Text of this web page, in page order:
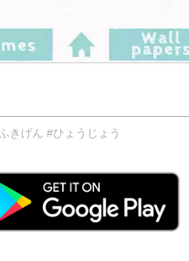
きげん #ひょうじょう